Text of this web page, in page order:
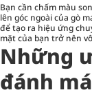
Bạn cần chấm màu
lên góc ngoài của gò
để tạo ra hiệu ứng
mặt của bạn trở nên
Những
đánh